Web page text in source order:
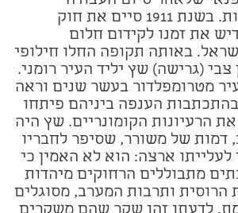
האמיתית בחקלאות. בשנת 1911 סיים את חוק
את זמנו לקידום חלום
באותה תקופה החלו חילופי
צבי (גרישה) שץ יליד העיר רומני.
מטרומפלדור בעשר שנים וראה
בהתכתבות הענפה ביניהם פיתחו
את הרעיונות הקומונריים. שץ היה
דמות של משורר, שסיפר לחבריו
ארצה: הוא לא האמין כי
מתבוללים הרחוקים מיהדות
הרוסית ותרבות המערב, מסוגלים